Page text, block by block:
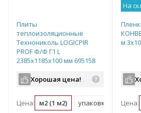
Плиты
теплоизоляционные
Технониколь LOGICPIR
PROF Ф/Ф Г1 L
2385х1185х100 мм 695158
Хорошая цена!
Цена: м2 (1 м2) упаковка (169.6 м2)
На
м
Цена: